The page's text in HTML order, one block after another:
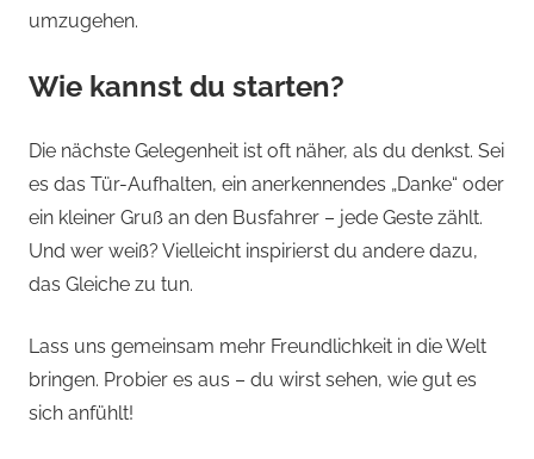
umzugehen.
Wie kannst du starten?
Die nächste Gelegenheit ist oft näher, als du denkst. Sei
es das Tür-Aufhalten, ein anerkennendes „Danke“ oder
ein kleiner Gruß an den Busfahrer – jede Geste zählt.
Und wer weiß? Vielleicht inspirierst du andere dazu,
das Gleiche zu tun.
Lass uns gemeinsam mehr Freundlichkeit in die Welt
bringen. Probier es aus – du wirst sehen, wie gut es
sich anfühlt!